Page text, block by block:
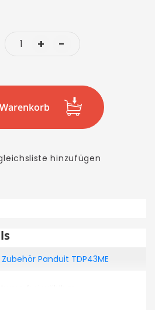
-
+
hinzufügen
Zubehör Panduit TDP43ME